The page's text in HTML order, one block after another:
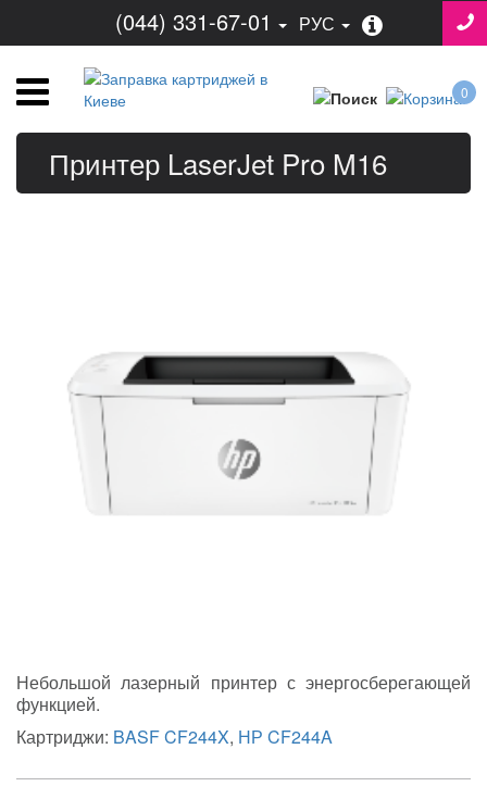
(044) 331-67-01 РУС
0
Принтер LaserJet Pro M16
Небольшой лазерный принтер с энергосберегающей
функцией.
Картриджи: BASF CF244X, НР CF244A